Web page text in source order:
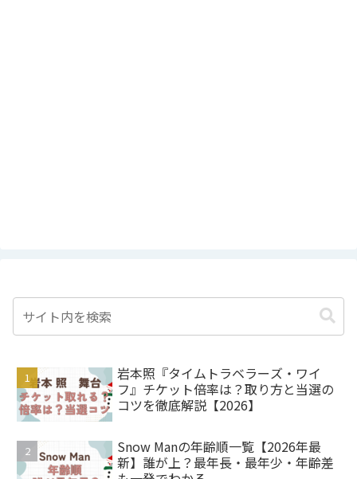
岩本照『タイムトラベラーズ・ワイ
フ』チケット倍率は？取り方と当選の
コツを徹底解説【2026】
Snow Manの年齢順一覧【2026年最
新】誰が上？最年長・最年少・年齢差